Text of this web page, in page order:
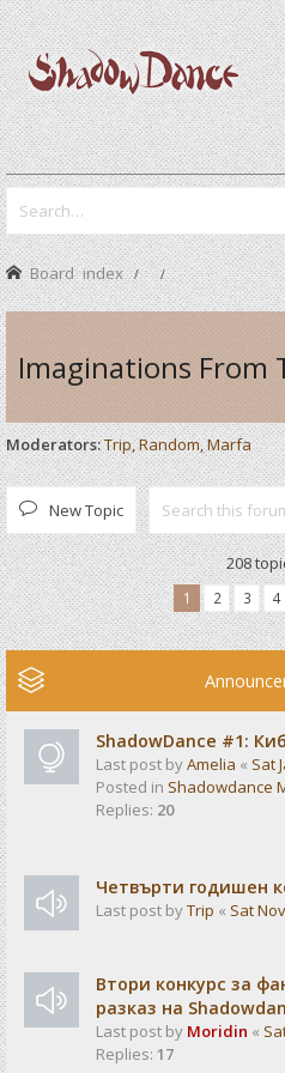
Board index
Imaginations From
Moderators:Trip,Random,Marfa
New Topic
208
1 2 3 4
ShadowDance #1:
Last post byAmelia « Sat
Posted in Shadowdance
Replies: 20
Четвърти годишен
Last post byTrip « Sat
Втори конкурс за
разказ на
Last post by Moridin «
Replies: 17